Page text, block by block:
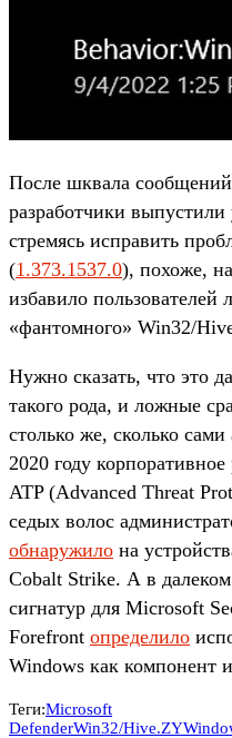
После шквала
разработчики
стремясь исправить
(1.373.1537.0), похоже,
избавило
«фантомного» Win32/
Нужно сказать, что это
такого рода, и ложные
столько же, сколько
2020 году
ATP (Advanced Threat
седых волос
обнаружило на
Cobalt Strike. А в
сигнатур для Microsoft
Forefront определило
Windows как компонент
Теги:Microsoft
DefenderWin32/Hive.ZY